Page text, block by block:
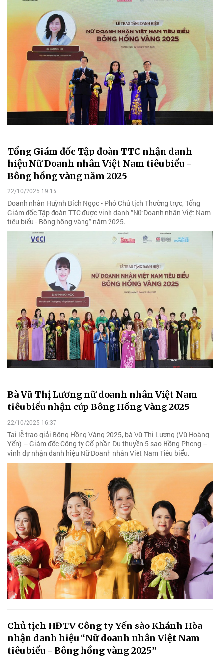
Tổng Giám đốc Tập đoàn TTC nhận danh
hiệu Nữ Doanh nhân Việt Nam tiêu biểu -
Bông hồng vàng năm 2025
22/10/2025 19:15
Doanh nhân Huỳnh Bích Ngọc - Phó Chủ tịch Thường trực, Tổng
Giám đốc Tập đoàn TTC được vinh danh “Nữ Doanh nhân Việt Nam
tiêu biểu - Bông hồng vàng” năm 2025.
Bà Vũ Thị Lương nữ doanh nhân Việt Nam
tiêu biểu nhận cúp Bông Hồng Vàng 2025
22/10/2025 16:37
Tại lễ trao giải Bông Hồng Vàng 2025, bà Vũ Thị Lương (Vũ Hoàng
Yến) – Giám đốc Công ty Cổ phần Du thuyền 5 sao Hồng Phong –
vinh dự nhận danh hiệu Nữ Doanh nhân Việt Nam Tiêu biểu.
Chủ tịch HĐTV Công ty Yến sào Khánh Hòa
nhận danh hiệu “Nữ doanh nhân Việt Nam
tiêu biểu - Bông hồng vàng 2025”